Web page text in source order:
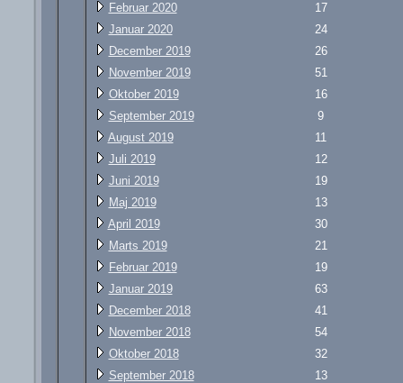
Februar 2020
17
Januar 2020
24
December 2019
26
November 2019
51
Oktober 2019
16
September 2019
9
August 2019
11
Juli 2019
12
Juni 2019
19
Maj 2019
13
April 2019
30
Marts 2019
21
Februar 2019
19
Januar 2019
63
December 2018
41
November 2018
54
Oktober 2018
32
September 2018
13